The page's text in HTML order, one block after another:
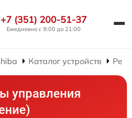
+7 (351) 200-51-37
Ежедневно с 9:00 до 21:00
Каталог устройств
управления